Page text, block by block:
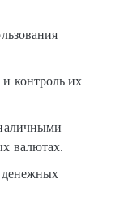
контроль их
валютах.
денежных